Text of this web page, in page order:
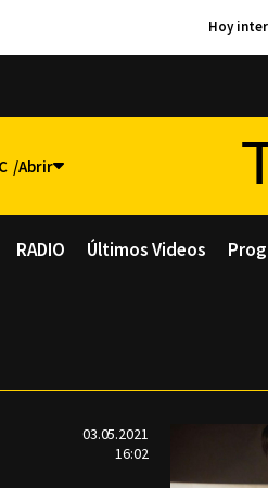
RADIO Últimos Videos
03.05.2021
16:02